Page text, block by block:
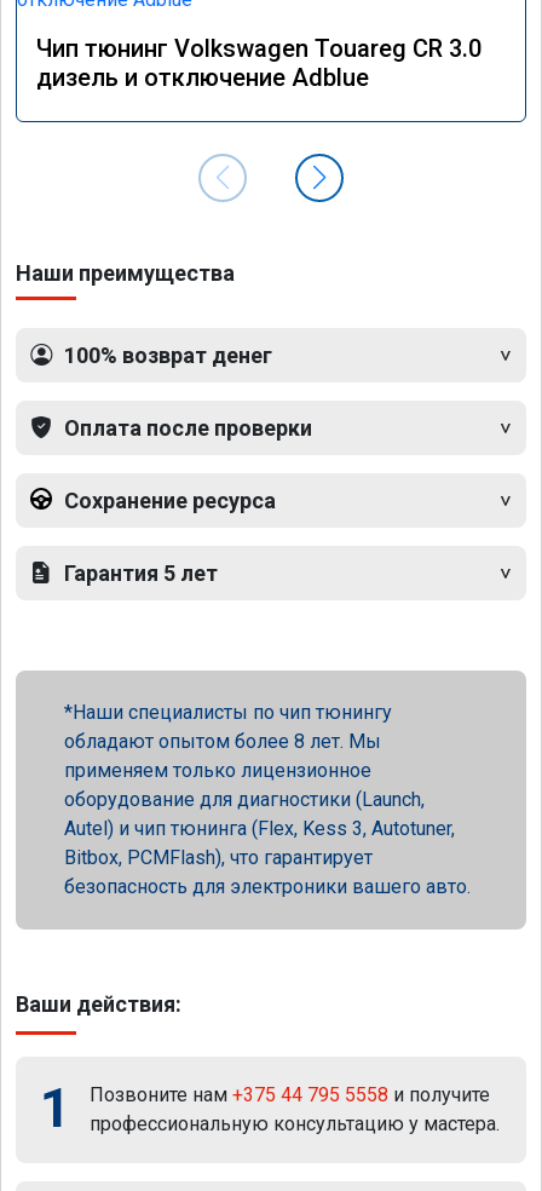
Чип тюнинг Volkswagen Touareg CR 3.0
дизель и отключение Adblue
Наши преимущества
100% возврат денег
Оплата после проверки
Сохранение ресурса
Гарантия 5 лет
Наши специалисты по чип тюнингу
обладают опытом более 8 лет. Мы
применяем только лицензионное
оборудование для диагностики (Launch,
Autel) и чип тюнинга (Flex, Kess 3, Autotuner,
Bitbox, PCMFlash), что гарантирует
безопасность для электроники вашего авто.
Ваши действия:
1 Позвоните нам +375 44 795 5558 и получите
профессиональную консультацию у мастера.